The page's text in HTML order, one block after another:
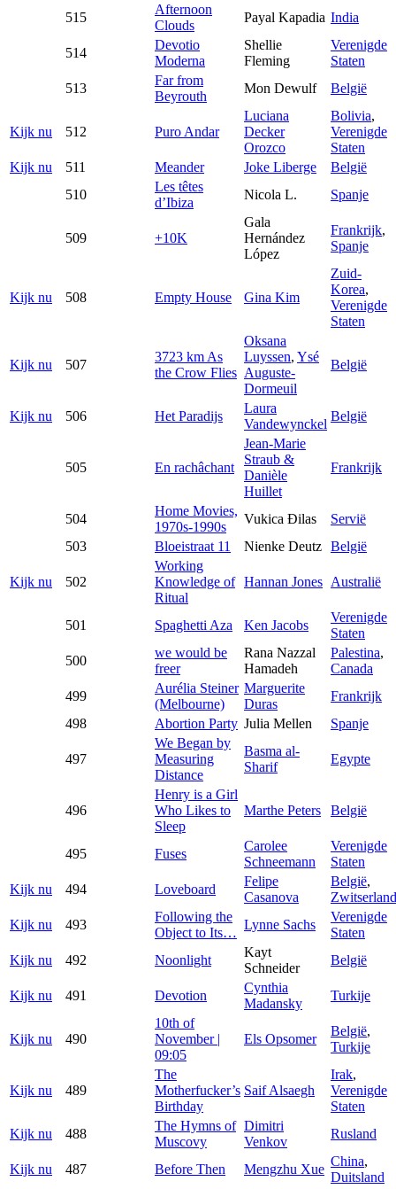
515
Afternoon
Clouds
Payal Kapadia India
514
Devotio
Moderna
Shellie
Fleming
Verenigde
Staten
513
Far from
Beyrouth
Mon Dewulf België
Kijk nu 512 Puro Andar
Luciana
Decker
Orozco
Bolivia,
Verenigde
Staten
Kijk nu
511 Meander Joke Liberge
België
510
Les têtes
d’Ibiza
Nicola L. Spanje
509 +10K
Gala
Hernández
López
Frankrijk,
Spanje
Kijk nu 508 Empty House Gina Kim
Zuid-
Korea,
Verenigde
Staten
Kijk nu 507
3723 km As
the Crow Flies
Oksana
Luyssen, Ysé
Auguste-
Dormeuil
België
Kijk nu 506 Het Paradijs
Laura
Vandewynckel
België
505 En rachâchant
Jean-Marie
Straub &
Danièle
Huillet
Frankrijk
504
Home Movies,
1970s-1990s
Vukica Đilas
Servië
503
Bloeistraat 11 Nienke Deutz België
Kijk nu 502
Working
Knowledge of
Ritual
Hannan Jones Australië
501 Spaghetti Aza Ken Jacobs
Verenigde
Staten
500
we would be
freer
Rana Nazzal
Hamadeh
Palestina,
Canada
499
Aurélia Steiner
(Melbourne)
Marguerite
Duras
Frankrijk
498
Abortion Party Julia Mellen Spanje
497
We Began by
Measuring
Distance
Basma al-
Sharif
Egypte
496
Henry is a Girl
Who Likes to
Sleep
Marthe Peters België
495 Fuses
Carolee
Schneemann
Verenigde
Staten
Kijk nu
494 Loveboard
Felipe
Casanova
België,
Zwitserland
Kijk nu
493
Following the
Object to Its…
Lynne Sachs
Verenigde
Staten
Kijk nu
492 Noonlight
Kayt
Schneider
België
Kijk nu 491 Devotion
Cynthia
Madansky
Turkije
Kijk nu 490
10th of
November |
09:05
Els Opsomer
België,
Turkije
Kijk nu 489
The
Motherfucker’s
Birthday
Saif Alsaegh
Irak,
Verenigde
Staten
Kijk nu
488
The Hymns of
Muscovy
Dimitri
Venkov
Rusland
Kijk nu 487 Before Then Mengzhu Xue
China,
Duitsland